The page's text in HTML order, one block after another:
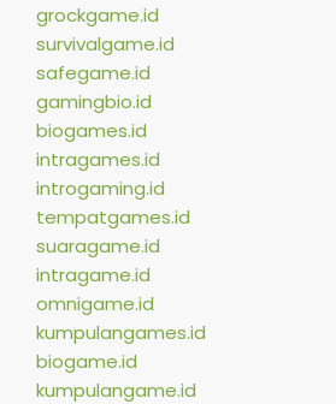
grockgame.id
survivalgame.id
safegame.id
gamingbio.id
biogames.id
intragames.id
introgaming.id
tempatgames.id
suaragame.id
intragame.id
omnigame.id
kumpulangames.id
biogame.id
kumpulangame.id